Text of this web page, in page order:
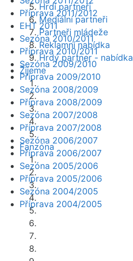
Hrdí partneři
Mediální partneři
Partneři mládeže
Reklamní nabídka
Hrdý partner - nabídka
Žijeme
Fanzóna
Příprava 2011/2012
EHT 2011
Sezóna 2010/2011
Příprava 2010/2011
Sezóna 2009/2010
Příprava 2009/2010
Sezóna 2008/2009
Příprava 2008/2009
Sezóna 2007/2008
Příprava 2007/2008
Sezóna 2006/2007
Příprava 2006/2007
Sezóna 2005/2006
Příprava 2005/2006
Sezóna 2004/2005
Příprava 2004/2005